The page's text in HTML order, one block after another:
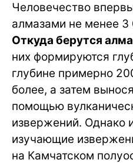
Человечество
алмазами не менее 3
Откуда берутся
них формируются
глубине примерно
более, а затем
помощью
извержений. Однако
изучающие
на Камчатском